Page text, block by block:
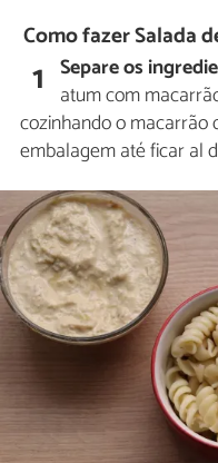
Como fazer Salada
1 Separe os
atum com
cozinhando o macarrão
embalagem até ficar al